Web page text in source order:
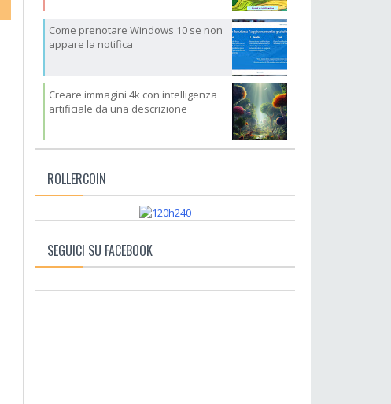
Come prenotare Windows 10 se non
appare la notifica
Creare immagini 4k con intelligenza
artificiale da una descrizione
ROLLERCOIN
SEGUICI SU FACEBOOK